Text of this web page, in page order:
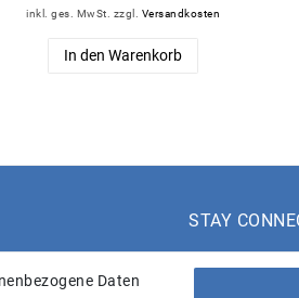
inkl. ges. MwSt. zzgl. Versandkosten
In den Warenkorb
STAY
Daten